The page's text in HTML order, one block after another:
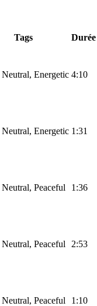
Tags Durée
Energetic 4:10
Energetic 1:31
Peaceful 1:36
Peaceful 2:53
Peaceful 1:10